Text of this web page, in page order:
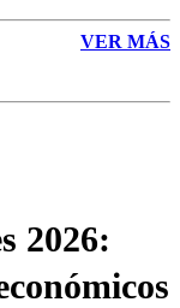
VER MÁS
2026: